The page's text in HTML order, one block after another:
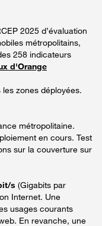
2025 d’évaluation
métropolitains,
258 indicateurs
d'Orange
les zones déployées.
métropolitaine.
en cours. Test
sur la couverture sur
s (Gigabits par
Internet. Une
usages courants
En revanche, une